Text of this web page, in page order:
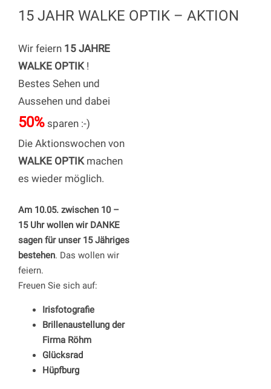
15 JAHR WALKE OPTIK – AKTION
Wir feiern 15 JAHRE
WALKE OPTIK!
Bestes Sehen und
Aussehen und dabei
50%sparen :-)
Die Aktionswochen von
WALKE OPTIKmachen
es wieder möglich.
Am 10.05. zwischen 10 –
15 Uhr wollen wir DANKE
sagen für unser 15 Jähriges
bestehen. Das wollen wir
feiern.
Freuen Sie sich auf:
Irisfotografie
Brillenaustellung der
Firma Röhm
Glücksrad
Hüpfburg